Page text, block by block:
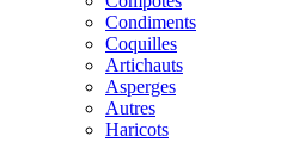
Condiments
Coquilles
Artichauts
Asperges
Autres
Haricots